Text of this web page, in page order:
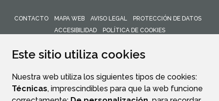
Este sitio utiliza cookies
Nuestra web utiliza los siguientes tipos de cookies:
Técnicas, imprescindibles para que la web funcione
CONTACTO MAPA WEB AVISO LEGAL
PROTECCIÓN DE DATOS
ACCESIBILIDAD
POLÍTICA DE COOKIES